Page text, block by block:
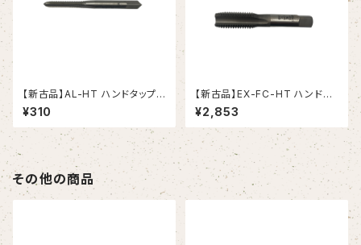
【新古品】AL-HT ハンドタップ
Ｍ4X0.7 アルミニウム合金用
（OSG）
¥310
【新古品】EX-FC-HT ハンドタ
ップ M20Ｘ2.5 鋳鉄用（OSG）
¥2,853
その他の商品